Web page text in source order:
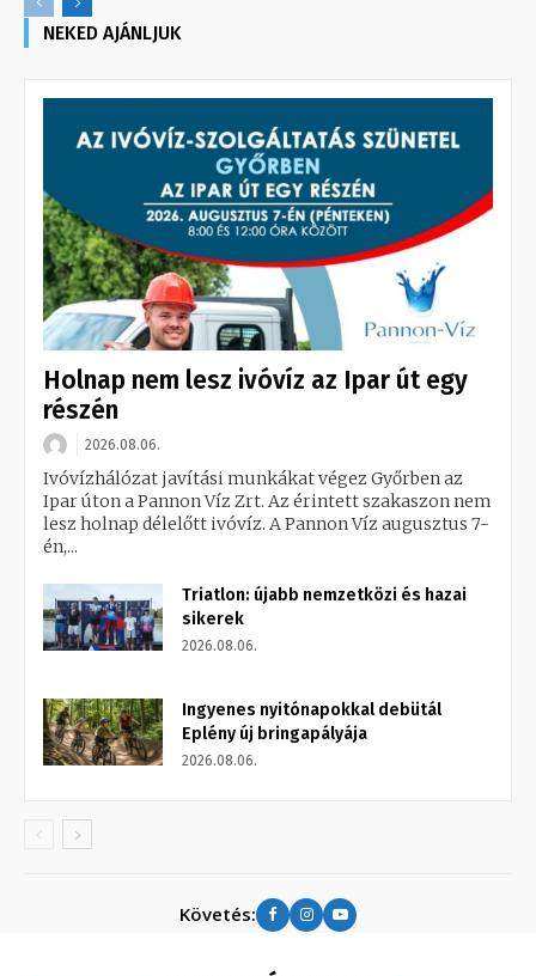
NEKED AJÁNLJUK
Holnap nem lesz ivóvíz az Ipar út egy
részén
2026.08.06.
Ivóvízhálózat javítási munkákat végez Győrben az
Ipar úton a Pannon Víz Zrt. Az érintett szakaszon nem
lesz holnap délelőtt ivóvíz. A Pannon Víz augusztus 7-
én,...
Triatlon: újabb nemzetközi és hazai
sikerek
2026.08.06.
Ingyenes nyitónapokkal debütál
Eplény új bringapályája
2026.08.06.
Követés: